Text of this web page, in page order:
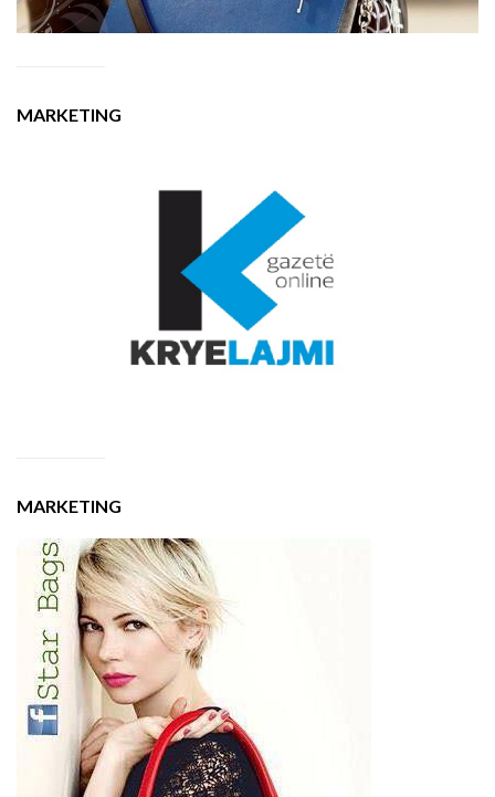
MARKETING
MARKETING